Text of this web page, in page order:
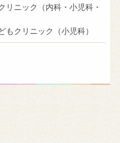
リニック（内科・小児科・
もクリニック（小児科）